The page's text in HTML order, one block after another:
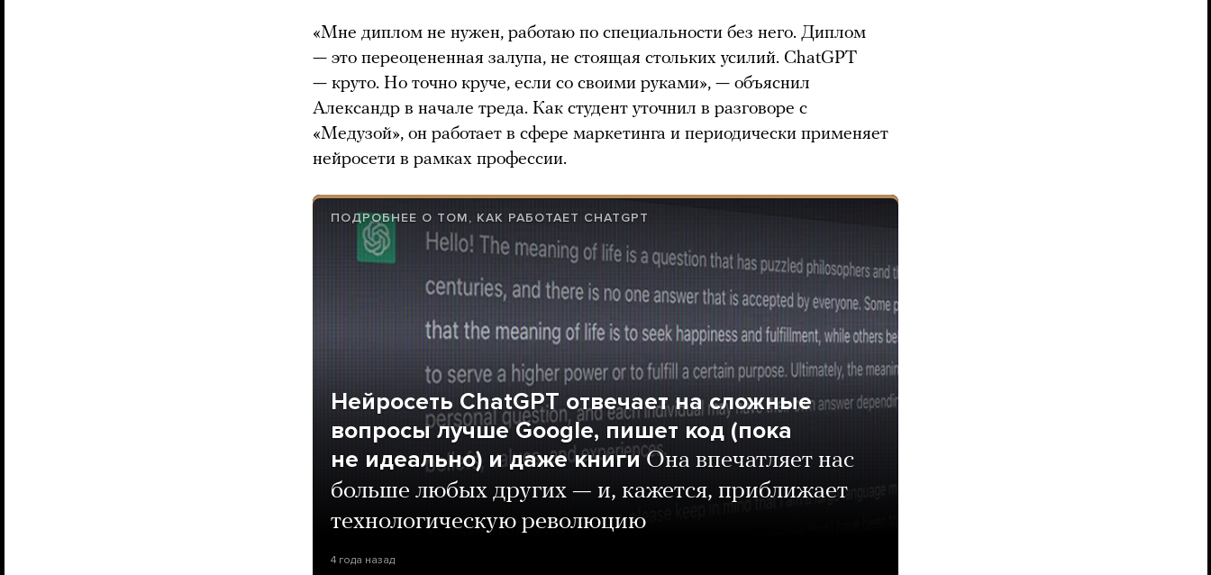
«Мне диплом не нужен, работаю по специальности без него. Диплом
— это переоцененная залупа, не стоящая стольких усилий. ChatGPT
— круто. Но точно круче, если со своими руками», — объяснил
Александр в начале треда. Как студент уточнил в разговоре с
«Медузой», он работает в сфере маркетинга и периодически применяет
нейросети в рамках профессии.
ПОДРОБНЕЕ О ТОМ, КАК РАБОТАЕТ CHATGPT
Нейросеть ChatGPT отвечает на сложные
вопросы лучше Google, пишет код (пока
не идеально) и даже книги Она впечатляет нас
больше любых других — и, кажется, приближает
технологическую революцию
4 года назад